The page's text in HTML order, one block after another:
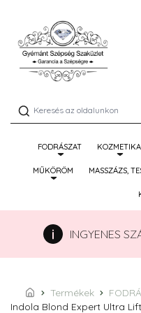
FODRÁSZAT KOZMETIKA
MŰKÖRÖM MASSZÁZS,
INGYENES
Termékek
Indola Blond Expert Ultra